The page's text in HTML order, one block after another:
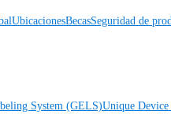
UbicacionesBecasSeguridad de
System (GELS)Unique